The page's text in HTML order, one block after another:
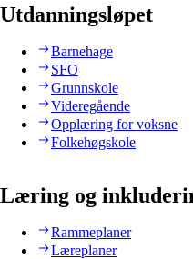
Utdanningsløpet
Barnehage
SFO
Grunnskole
Videregående
Opplæring for voksne
Folkehøgskole
Læring og
Rammeplaner
Læreplaner